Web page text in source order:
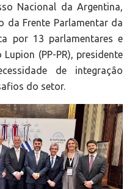
Nacional da Argentina,
da Frente Parlamentar da
por 13 parlamentares e
(PP-PR), presidente
de integração
do setor.